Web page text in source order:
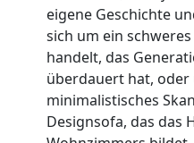
eigene Geschichte
sich um ein
handelt, das
überdauert hat, oder
minimalistisches
Designsofa, das das
Wolfsberg
Wolfsberg